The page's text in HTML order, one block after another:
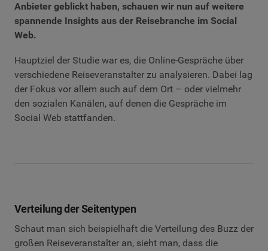
Anbieter geblickt haben, schauen wir nun auf weitere
spannende Insights aus der Reisebranche im Social
Web.
Hauptziel der Studie war es, die Online-Gespräche über
verschiedene Reiseveranstalter zu analysieren. Dabei lag
der Fokus vor allem auch auf dem Ort – oder vielmehr
den sozialen Kanälen, auf denen die Gespräche im
Social Web stattfanden.
Verteilung der Seitentypen
Schaut man sich beispielhaft die Verteilung des Buzz der
großen Reiseveranstalter an, sieht man, dass die